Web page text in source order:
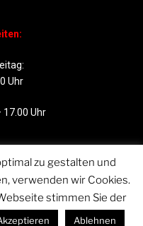
Uhr
17.00 Uhr
zu gestalten und
verwenden wir Cookies.
stimmen Sie der
Ablehnen